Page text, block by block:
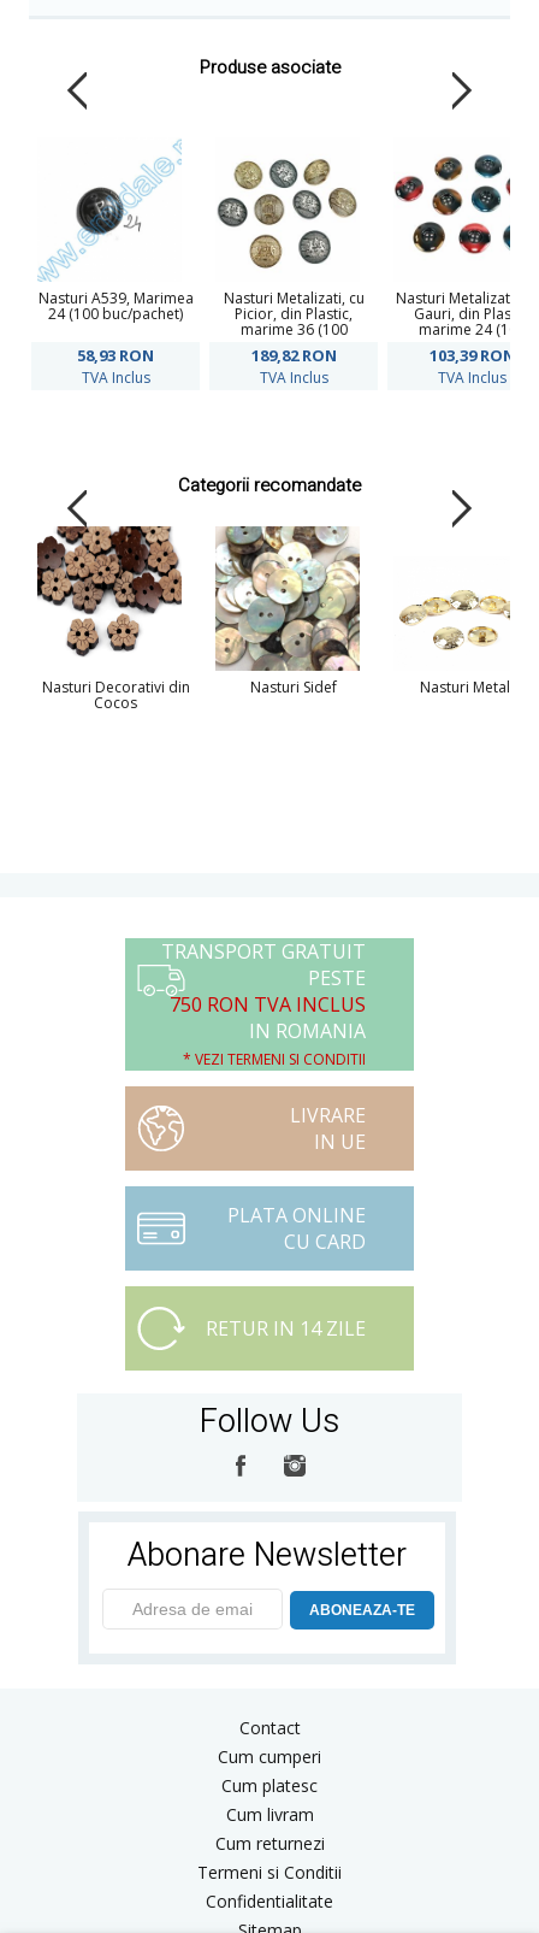
Produse asociate
Nasturi A539, Marimea
24 (100 buc/pachet)
58,93 RON
TVA Inclus
Nasturi Metalizati, cu
Picior, din Plastic,
marime 36 (100
S701
189,82RON
TVA Inclus
Nasturi Metalizati, cu
Gauri, din Plastic,
marime 24 (100
S238
103,39RON
TVA Inclus
Categorii recomandate
Nasturi Decorativi din
Cocos
Nasturi Sidef Nasturi Metalici
TRANSPORT GRATUIT
PESTE
750 RON TVA INCLUS
IN ROMANIA
* VEZI TERMENI SI CONDITII
LIVRARE
IN UE
PLATA ONLINE
CU CARD
RETUR IN 14 ZILE
Follow Us
Abonare Newsletter
ABONEAZA-TE
Contact
Cum cumperi
Cum platesc
Cum livram
Cum returnezi
Termeni si Conditii
Confidentialitate